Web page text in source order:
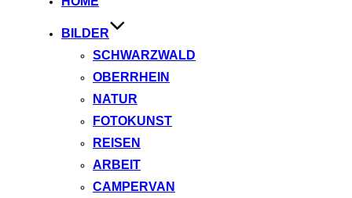
BILDER
SCHWARZWALD
OBERRHEIN
NATUR
FOTOKUNST
REISEN
ARBEIT
CAMPERVAN